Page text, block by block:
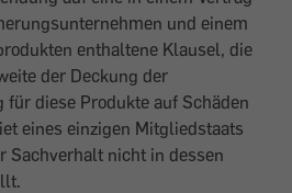
und einem
enthaltene Klausel, die
der Deckung der
diese Produkte auf Schäden
eines einzigen Mitgliedstaats
Sachverhalt nicht in dessen